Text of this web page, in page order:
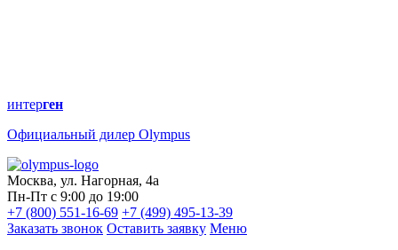
интерген
Официальный дилер Olympus
Москва, ул. Нагорная, 4а
Пн-Пт с 9:00 до 19:00
+7 (800) 551-16-69 +7 (499) 495-13-39
Заказать звонок Оставить заявку Меню